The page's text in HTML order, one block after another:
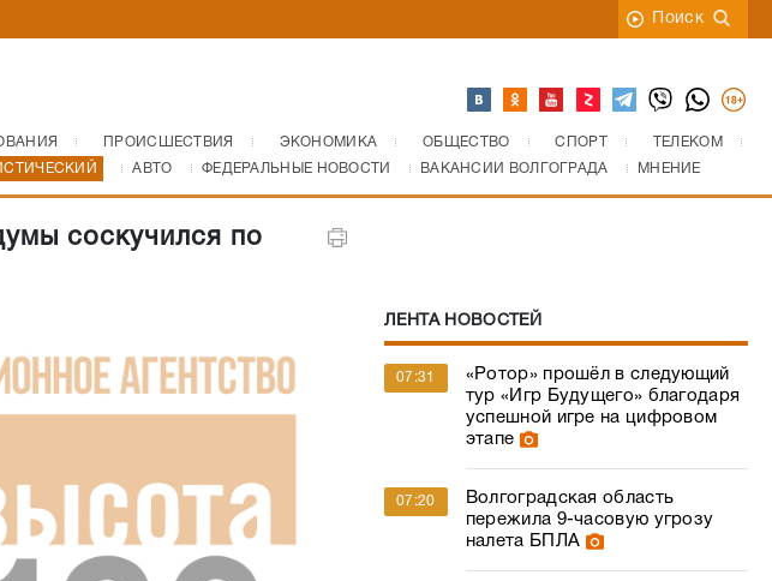
Поиск
ПРОИСШЕСТВИЯ ЭКОНОМИКА ОБЩЕСТВО СПОРТ
ТЕЛЕКОМ
АВТО ФЕДЕРАЛЬНЫЕ НОВОСТИ ВАКАНСИИ ВОЛГОГРАДА МНЕНИЕ
соскучился по
ЛЕНТА НОВОСТЕЙ
07:31
«Ротор» прошёл в следующий
тур «Игр Будущего» благодаря
успешной игре на цифровом
этапе
07:20
Волгоградская область
пережила 9-часовую угрозу
налета БПЛА